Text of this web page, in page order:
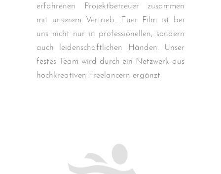
erfahrenen Projektbetreuer zusammen
mit unserem Vertrieb. Euer Film ist bei
uns nicht nur in professionellen, sondern
auch leidenschaftlichen Händen. Unser
festes Team wird durch ein Netzwerk aus
hochkreativen Freelancern ergänzt.